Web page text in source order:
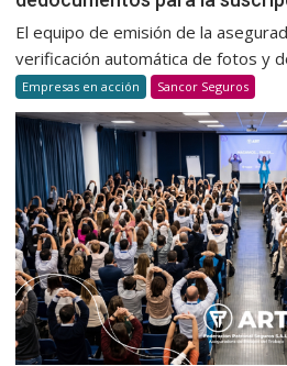
El equipo de emisión de la
verificación automática de fotos y
Empresas en acción Sancor Seguros